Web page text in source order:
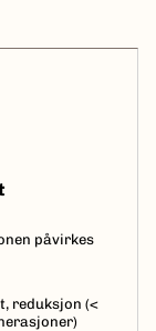
påvirkes
reduksjon (<